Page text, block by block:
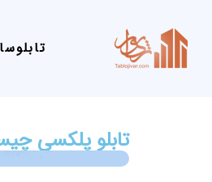
تابلو پلکسی